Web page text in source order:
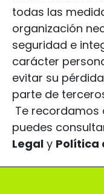
todas las
organización
seguridad e
carácter
evitar su
parte de
Te recordamos
puedes
Legal y Política